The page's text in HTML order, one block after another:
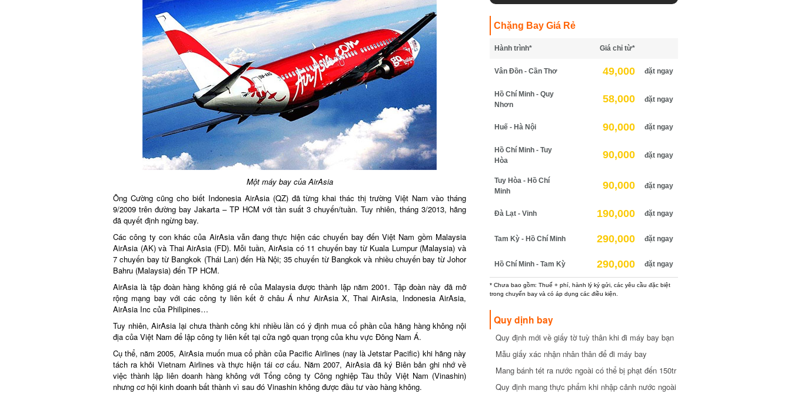
Một máy bay của AirAsia
Ông Cường cũng cho biết Indonesia AirAsia (QZ) đã từng khai thác thị trường Việt Nam vào tháng
9/2009 trên đường bay Jakarta – TP HCM với tần suất 3 chuyến/tuần. Tuy nhiên, tháng 3/2013, hãng
đã quyết định ngừng bay.
Các công ty con khác của AirAsia vẫn đang thực hiện các chuyến bay đến Việt Nam gồm Malaysia
AirAsia (AK) và Thai AirAsia (FD). Mỗi tuần, AirAsia có 11 chuyến bay từ Kuala Lumpur (Malaysia) và
7 chuyến bay từ Bangkok (Thái Lan) đến Hà Nội; 35 chuyến từ Bangkok và nhiều chuyến bay từ Johor
Bahru (Malaysia) đến TP HCM.
AirAsia là tập đoàn hàng không giá rẻ của Malaysia được thành lập năm 2001. Tập đoàn này đã mở
rộng mạng bay với các công ty liên kết ở châu Á như AirAsia X, Thai AirAsia, Indonesia AirAsia,
AirAsia Inc của Philipines…
Tuy nhiên, AirAsia lại chưa thành công khi nhiều lần có ý định mua cổ phần của hãng hàng không nội
địa của Việt Nam để lập công ty liên kết tại cửa ngõ quan trọng của khu vực Đông Nam Á.
Cụ thể, năm 2005, AirAsia muốn mua cổ phần của Pacific Airlines (nay là Jetstar Pacific) khi hãng này
tách ra khỏi Vietnam Airlines và thực hiện tái cơ cấu. Năm 2007, AirAsia đã ký Biên bản ghi nhớ về
việc thành lập liên doanh hàng không với Tổng công ty Công nghiệp Tàu thủy Việt Nam (Vinashin)
nhưng cơ hội kinh doanh bất thành vì sau đó Vinashin không được đầu tư vào hàng không.
Chặng Bay Giá Rẻ
Hành trình* Giá chỉ từ*
Vân Đồn - Cần Thơ 49,000 đặt ngay
Hồ Chí Minh - Quy
Nhơn
58,000 đặt ngay
Huế - Hà Nội 90,000 đặt ngay
Hồ Chí Minh - Tuy
Hòa
90,000 đặt ngay
Tuy Hòa - Hồ Chí
Minh
90,000 đặt ngay
Đà Lạt - Vinh 190,000 đặt ngay
Tam Kỳ - Hồ Chí Minh 290,000 đặt ngay
Hồ Chí Minh - Tam Kỳ 290,000 đặt ngay
* Chưa bao gồm: Thuế + phí, hành lý ký gửi, các yêu cầu đặc biệt
trong chuyến bay và có áp dụng các điều kiện.
Quy dịnh bay
Quy định mới về giấy tờ tuỳ thân khi đi máy bay bạn
cần biết
Mẫu giấy xác nhận nhân thân để đi máy bay
Mang bánh tét ra nước ngoài có thể bị phạt đến 150tr
Quy định mang thực phẩm khi nhập cảnh nước ngoài